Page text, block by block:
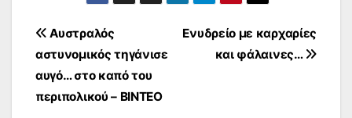
Πλοήγηση
άρθρων
Ενυδρείο με καρχαρίες
και φάλαινες…
Αυστραλός
αστυνομικός τηγάνισε
αυγό… στο καπό του
περιπολικού – ΒΙΝΤΕΟ